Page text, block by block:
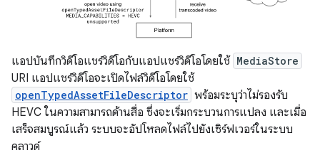
แอปบันทึกวิดีโอแชร์วิดีโอกับแอปแชร์วิดีโอโดยใช้ MediaStore
URI แอปแชร์วิดีโอจะเปิดไฟล์วิดีโอโดยใช้
openTypedAssetFileDescriptor พร้อมระบุว่าไม่รองรับ
HEVC ในความสามารถด้านสื่อ ซึ่งจะเริ่มกระบวนการแปลง และเมื่อ
เสร็จสมบูรณ์แล้ว ระบบจะอัปโหลดไฟล์ไปยังเซิร์ฟเวอร์ในระบบ
คลาวด์